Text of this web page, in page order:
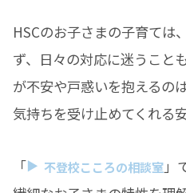
HSCのお子さまの子育ては
ず、日々の対応に迷うこと
が不安や戸惑いを抱えるの
気持ちを受け止めてくれる
「 不登校こころの相談室」